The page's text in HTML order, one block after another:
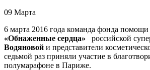
09 Марта
6 марта 2016 года команда фонда помощи
«Обнаженные сердца» российской
Водяновой и представители
седьмой раз приняли участие в
полумарафоне в Париже.